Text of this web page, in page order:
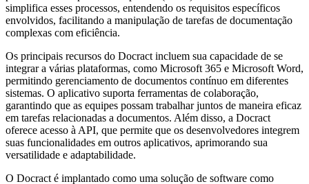
simplifica esses processos, entendendo os requisitos específicos
envolvidos, facilitando a manipulação de tarefas de documentação
complexas com eficiência.
Os principais recursos do Docract incluem sua capacidade de se
integrar a várias plataformas, como Microsoft 365 e Microsoft Word,
permitindo gerenciamento de documentos contínuo em diferentes
sistemas. O aplicativo suporta ferramentas de colaboração,
garantindo que as equipes possam trabalhar juntos de maneira eficaz
em tarefas relacionadas a documentos. Além disso, a Docract
oferece acesso à API, que permite que os desenvolvedores integrem
suas funcionalidades em outros aplicativos, aprimorando sua
versatilidade e adaptabilidade.
O Docract é implantado como uma solução de software como